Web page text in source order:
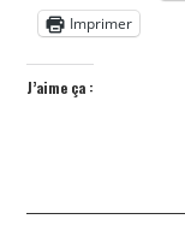
Imprimer
J’aime ça :